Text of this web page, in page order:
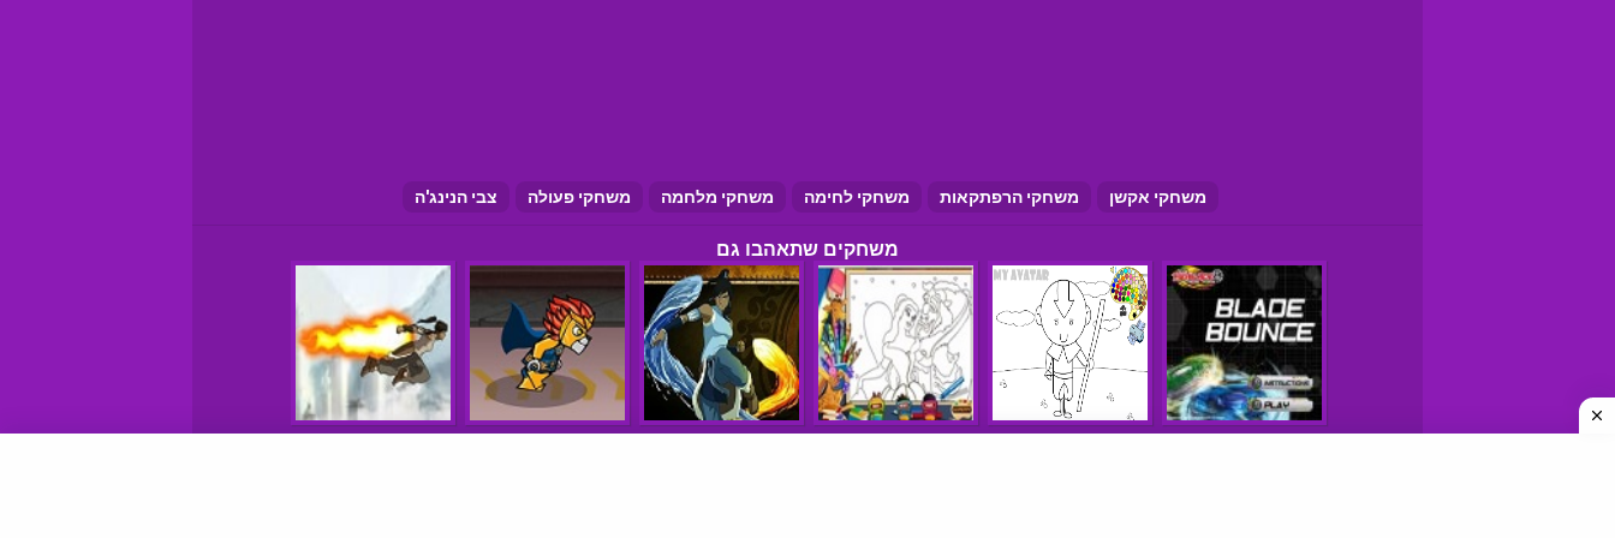
משחקי אקשן משחקי הרפתקאות משחקי לחימה משחקי מלחמה משחקי פעולה צבי הנינג'ה
משחקים שתאהבו גם